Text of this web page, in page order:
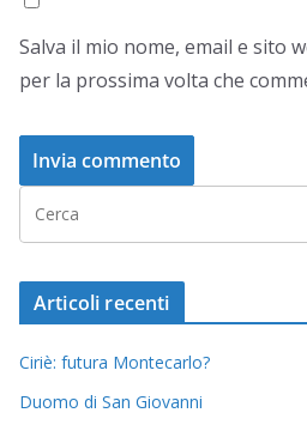
Salva il mio nome, email e sito
per la prossima volta che
Articoli recenti
Ciriè: futura Montecarlo?
Duomo di San Giovanni